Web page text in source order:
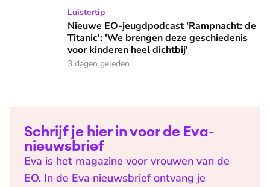
Nieuwe EO-jeugdpodcast 'Rampnacht: de Titanic': 'We
Luistertip
Nieuwe EO-jeugdpodcast 'Rampnacht: de
Titanic': 'We brengen deze geschiedenis
voor kinderen heel dichtbij'
3 dagen geleden
Schrijf je hier in voor de Eva-
nieuwsbrief
Eva is het magazine voor vrouwen van de
EO. In de Eva nieuwsbrief ontvang je